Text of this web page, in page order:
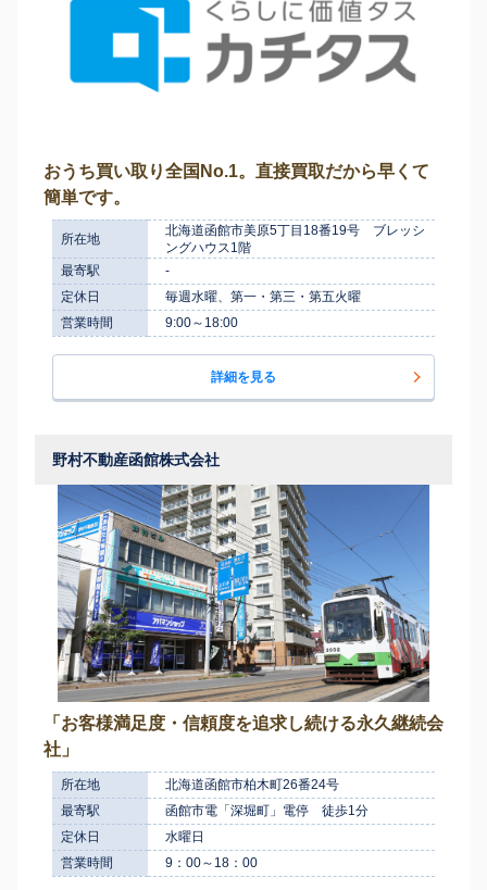
おうち買い取り全国No.1。直接買取だから早くて
簡単です。
所在地
北海道函館市美原5丁目18番19号 ブレッシ
ングハウス1階
最寄駅
-
定休日
毎週水曜、第一・第三・第五火曜
営業時間
9:00～18:00
詳細を見る
野村不動産函館株式会社
「お客様満足度・信頼度を追求し続ける永久継続会
社」
所在地
北海道函館市柏木町26番24号
最寄駅
函館市電「深堀町」電停 徒歩1分
定休日
水曜日
営業時間
9：00～18：00